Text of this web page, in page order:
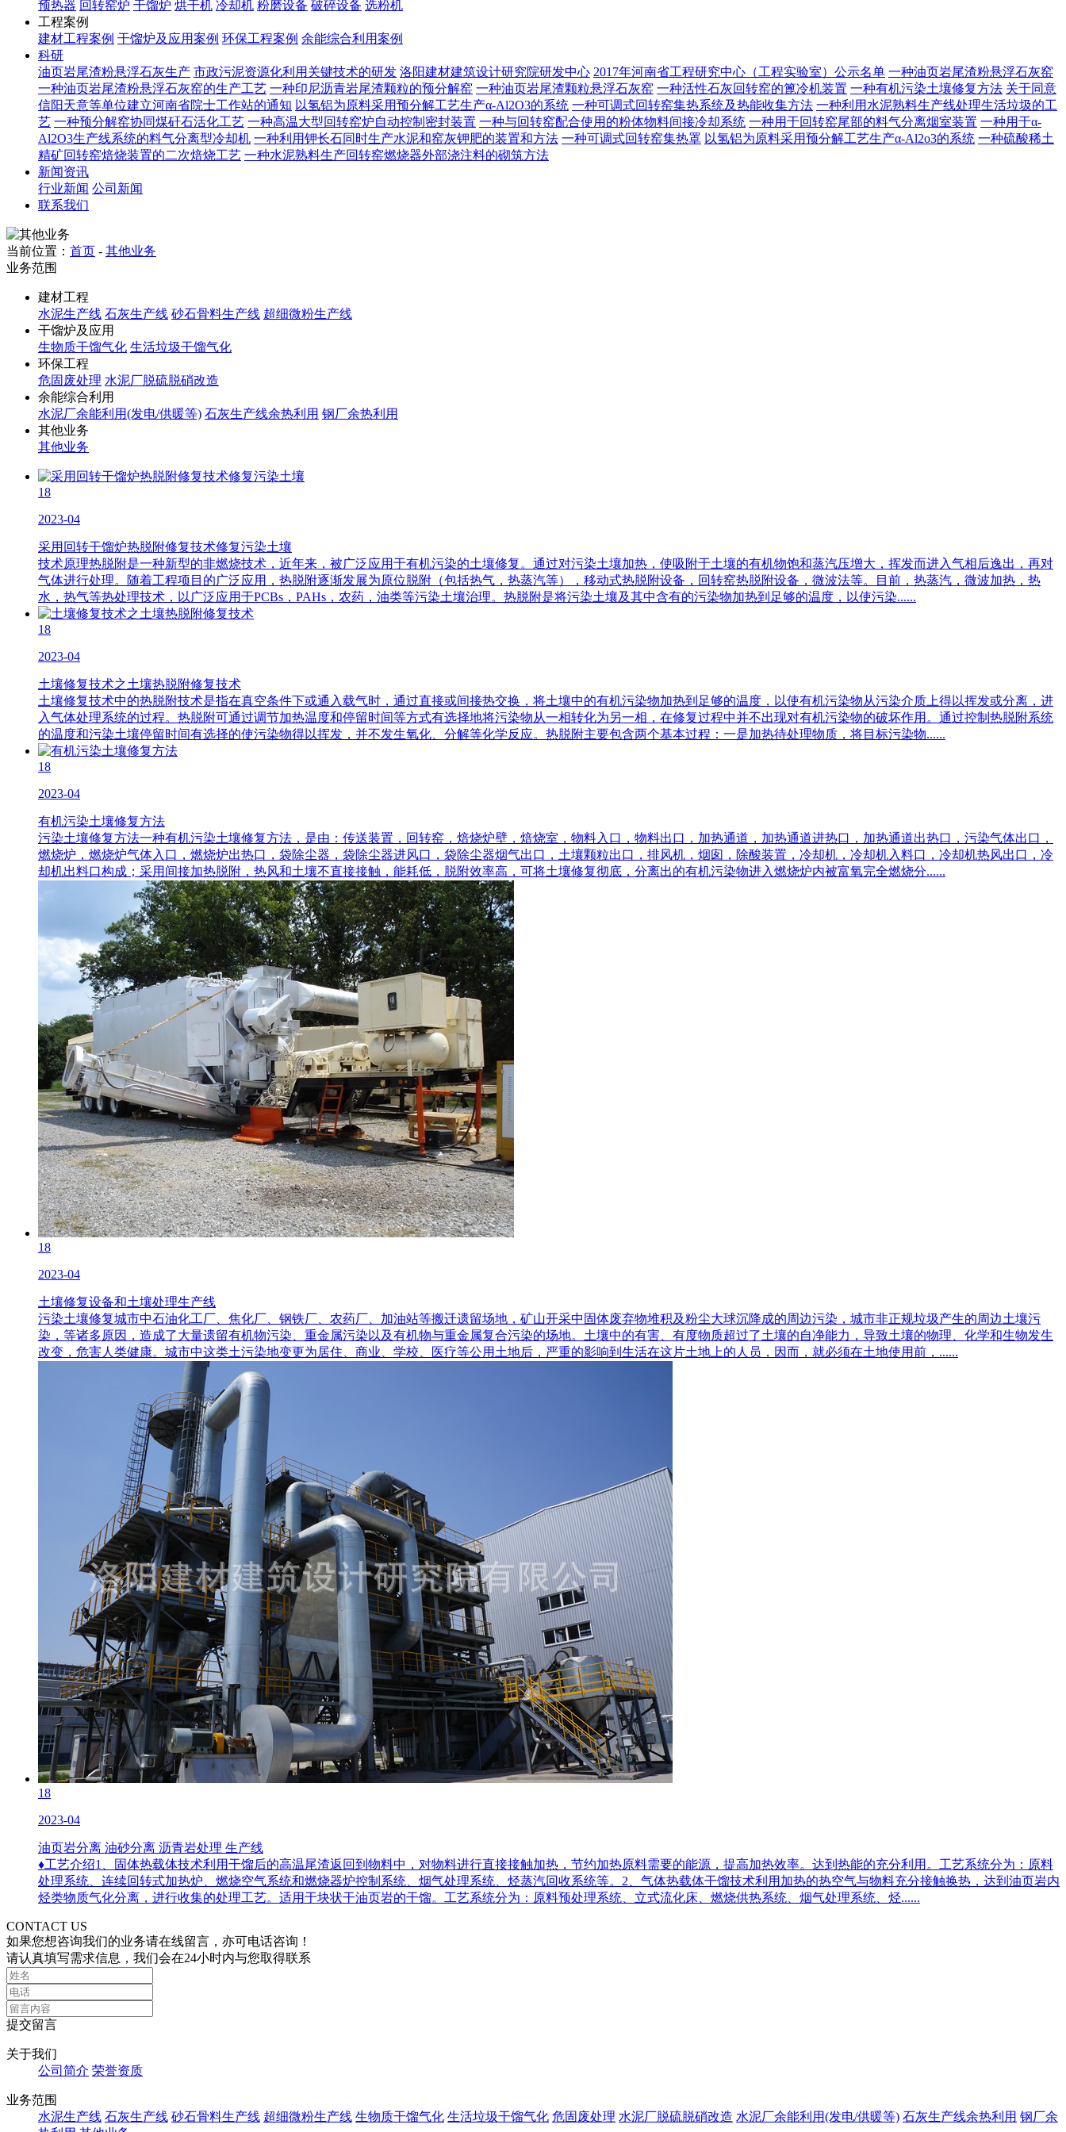
预热器 回转窑炉 干馏炉 烘干机 冷却机 粉磨设备 破碎设备 选粉机
工程案例
建材工程案例 干馏炉及应用案例 环保工程案例 余能综合利用案例
科研
油页岩尾渣粉悬浮石灰生产 市政污泥资源化利用关键技术的研发 洛阳建材建筑设计研究院研发中心 2017年河南省工程研究中心（工程实验室）公示名单 一种油页岩尾渣粉悬浮石灰窑
一种油页岩尾渣粉悬浮石灰窑的生产工艺 一种印尼沥青岩尾渣颗粒的预分解窑 一种油页岩尾渣颗粒悬浮石灰窑 一种活性石灰回转窑的篦冷机装置 一种有机污染土壤修复方法 关于同意
信阳天意等单位建立河南省院士工作站的通知 以氢铝为原料采用预分解工艺生产α-Al2O3的系统 一种可调式回转窑集热系统及热能收集方法 一种利用水泥熟料生产线处理生活垃圾的工
艺 一种预分解窑协同煤矸石活化工艺 一种高温大型回转窑炉自动控制密封装置 一种与回转窑配合使用的粉体物料间接冷却系统 一种用于回转窑尾部的料气分离烟室装置 一种用于α-
Al2O3生产线系统的料气分离型冷却机 一种利用钾长石同时生产水泥和窑灰钾肥的装置和方法 一种可调式回转窑集热罩 以氢铝为原料采用预分解工艺生产α-Al2o3的系统 一种硫酸稀土
精矿回转窑焙烧装置的二次焙烧工艺 一种水泥熟料生产回转窑燃烧器外部浇注料的砌筑方法
新闻资讯
行业新闻 公司新闻
联系我们
当前位置： 首页 - 其他业务
业务范围
建材工程
水泥生产线 石灰生产线 砂石骨料生产线 超细微粉生产线
干馏炉及应用
生物质干馏气化 生活垃圾干馏气化
环保工程
危固废处理 水泥厂脱硫脱硝改造
余能综合利用
水泥厂余能利用(发电/供暖等) 石灰生产线余热利用 钢厂余热利用
其他业务
其他业务
18
2023-04
采用回转干馏炉热脱附修复技术修复污染土壤
技术原理热脱附是一种新型的非燃烧技术，近年来，被广泛应用于有机污染的土壤修复。通过对污染土壤加热，使吸附于土壤的有机物饱和蒸汽压增大，挥发而进入气相后逸出，再对
气体进行处理。随着工程项目的广泛应用，热脱附逐渐发展为原位脱附（包括热气，热蒸汽等），移动式热脱附设备，回转窑热脱附设备，微波法等。目前，热蒸汽，微波加热，热
水，热气等热处理技术，以广泛应用于PCBs，PAHs，农药，油类等污染土壤治理。热脱附是将污染土壤及其中含有的污染物加热到足够的温度，以使污染......
18
2023-04
土壤修复技术之土壤热脱附修复技术
土壤修复技术中的热脱附技术是指在真空条件下或通入载气时，通过直接或间接热交换，将土壤中的有机污染物加热到足够的温度，以使有机污染物从污染介质上得以挥发或分离，进
入气体处理系统的过程。热脱附可通过调节加热温度和停留时间等方式有选择地将污染物从一相转化为另一相，在修复过程中并不出现对有机污染物的破坏作用。通过控制热脱附系统
的温度和污染土壤停留时间有选择的使污染物得以挥发，并不发生氧化、分解等化学反应。热脱附主要包含两个基本过程：一是加热待处理物质，将目标污染物......
18
2023-04
有机污染土壤修复方法
污染土壤修复方法一种有机污染土壤修复方法，是由：传送装置，回转窑，焙烧炉壁，焙烧室，物料入口，物料出口，加热通道，加热通道进热口，加热通道出热口，污染气体出口，
燃烧炉，燃烧炉气体入口，燃烧炉出热口，袋除尘器，袋除尘器进风口，袋除尘器烟气出口，土壤颗粒出口，排风机，烟囱，除酸装置，冷却机，冷却机入料口，冷却机热风出口，冷
却机出料口构成；采用间接加热脱附，热风和土壤不直接接触，能耗低，脱附效率高，可将土壤修复彻底，分离出的有机污染物进入燃烧炉内被富氧完全燃烧分......
18
2023-04
土壤修复设备和土壤处理生产线
污染土壤修复城市中石油化工厂、焦化厂、钢铁厂、农药厂、加油站等搬迁遗留场地，矿山开采中固体废弃物堆积及粉尘大球沉降成的周边污染，城市非正规垃圾产生的周边土壤污
染，等诸多原因，造成了大量遗留有机物污染、重金属污染以及有机物与重金属复合污染的场地。土壤中的有害、有度物质超过了土壤的自净能力，导致土壤的物理、化学和生物发生
改变，危害人类健康。城市中这类土污染地变更为居住、商业、学校、医疗等公用土地后，严重的影响到生活在这片土地上的人员，因而，就必须在土地使用前，......
18
2023-04
油页岩分离 油砂分离 沥青岩处理 生产线
♦工艺介绍1、固体热载体技术利用干馏后的高温尾渣返回到物料中，对物料进行直接接触加热，节约加热原料需要的能源，提高加热效率。达到热能的充分利用。工艺系统分为：原料
处理系统、连续回转式加热炉、燃烧空气系统和燃烧器炉控制系统、烟气处理系统、烃蒸汽回收系统等。2、气体热载体干馏技术利用加热的热空气与物料充分接触换热，达到油页岩内
烃类物质气化分离，进行收集的处理工艺。适用于块状干油页岩的干馏。工艺系统分为：原料预处理系统、立式流化床、燃烧供热系统、烟气处理系统、烃......
CONTACT US
如果您想咨询我们的业务请在线留言，亦可电话咨询！
请认真填写需求信息，我们会在24小时内与您取得联系
提交留言
关于我们
公司简介 荣誉资质
业务范围
水泥生产线 石灰生产线 砂石骨料生产线 超细微粉生产线 生物质干馏气化 生活垃圾干馏气化 危固废处理 水泥厂脱硫脱硝改造 水泥厂余能利用(发电/供暖等) 石灰生产线余热利用 钢厂余